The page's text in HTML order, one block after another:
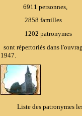
6911 personnes,
2858 familles
1202 patronymes
sont répertoriés dans
1947.
Liste des patronymes les